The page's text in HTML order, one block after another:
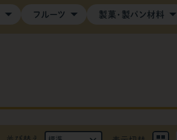
フルーツ 製菓・製パン材料